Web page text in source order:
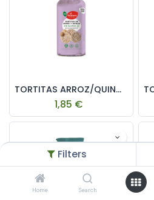
Filters
Home Search
TORTITAS ARROZ/QUINOA GRANERO INT. 120g
1,85 €